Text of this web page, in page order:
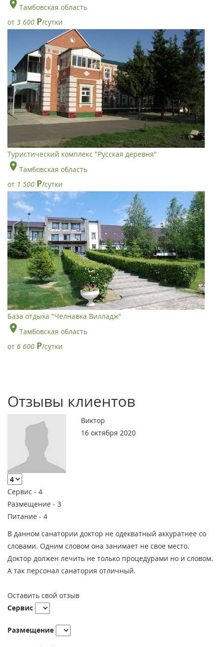
Тамбовская область
от 3 600 Р/сутки
Туристический комплекс "Русская деревня"
Тамбовская область
от 1 500 Р/сутки
База отдыха "Челнавка Вилладж"
Тамбовская область
от 6 600 Р/сутки
Отзывы клиентов
Виктор
16 октября 2020
Сервис - 4
Размещение - 3
Питание - 4
В данном санатории доктор не одекватный аккуратнее со
словами. Одним словом она занимает не свое место.
Доктор должен лечить не только процедурами но и словом.
А так персонал санатория отличный.
Оставить свой отзыв
Сервис
Размещение